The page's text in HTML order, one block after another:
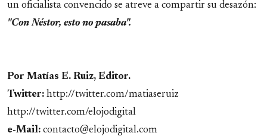
un oficialista convencido se atreve a compartir su desazón:
"Con Néstor, esto no pasaba".
Por Matías E. Ruiz, Editor.
Twitter: http://twitter.com/matiaseruiz
http://twitter.com/elojodigital
e-Mail: contacto@elojodigital.com